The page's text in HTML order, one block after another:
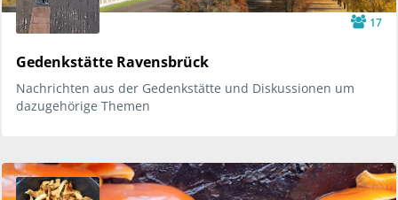
17
Gedenkstätte Ravensbrück
Nachrichten aus der Gedenkstätte und Diskussionen um
dazugehörige Themen